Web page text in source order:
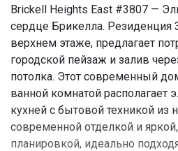
Brickell Heights East #3807 —
сердце Брикелла. Резиденция
верхнем этаже, предлагает
городской пейзаж и залив
потолка. Этот современный
ванной комнатой располагает
кухней с бытовой техникой
современной отделкой и
планировкой, идеально